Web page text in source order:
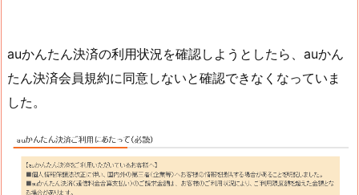
auかんたん決済の利用状況を確認しようとしたら、auかん
たん決済会員規約に同意しないと確認できなくなっていま
した。